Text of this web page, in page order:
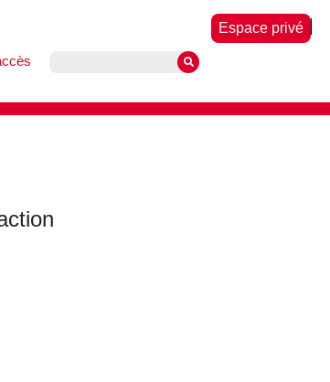
Espace privé